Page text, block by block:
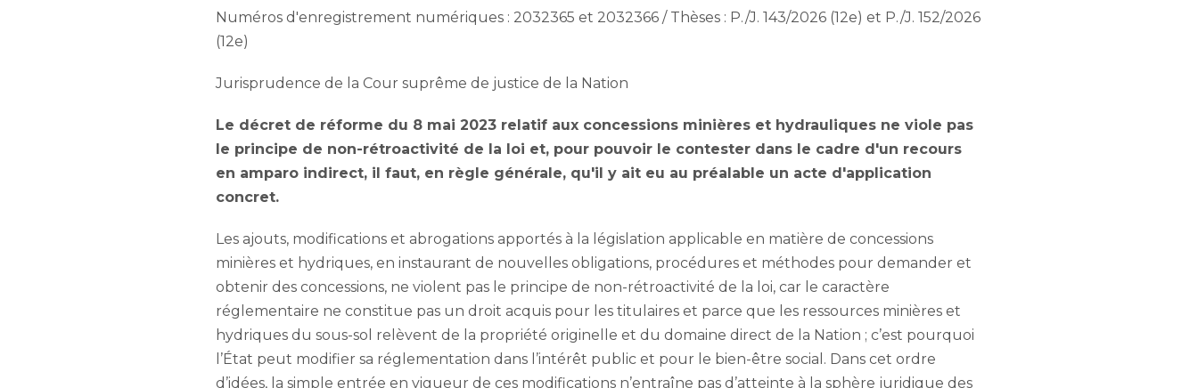
Numéros d'enregistrement numériques : 2032365 et 2032366 / Thèses : P./J. 143/2026 (12e) et P./J. 152/2026
(12e)
Jurisprudence de la Cour suprême de justice de la Nation
Le décret de réforme du 8 mai 2023 relatif aux concessions minières et hydrauliques ne viole pas
le principe de non-rétroactivité de la loi et, pour pouvoir le contester dans le cadre d'un recours
en amparo indirect, il faut, en règle générale, qu'il y ait eu au préalable un acte d'application
concret.
Les ajouts, modifications et abrogations apportés à la législation applicable en matière de concessions
minières et hydriques, en instaurant de nouvelles obligations, procédures et méthodes pour demander et
obtenir des concessions, ne violent pas le principe de non-rétroactivité de la loi, car le caractère
réglementaire ne constitue pas un droit acquis pour les titulaires et parce que les ressources minières et
hydriques du sous-sol relèvent de la propriété originelle et du domaine direct de la Nation ; c’est pourquoi
l’État peut modifier sa réglementation dans l’intérêt public et pour le bien-être social. Dans cet ordre
d’idées, la simple entrée en vigueur de ces modifications n’entraîne pas d’atteinte à la sphère juridique des